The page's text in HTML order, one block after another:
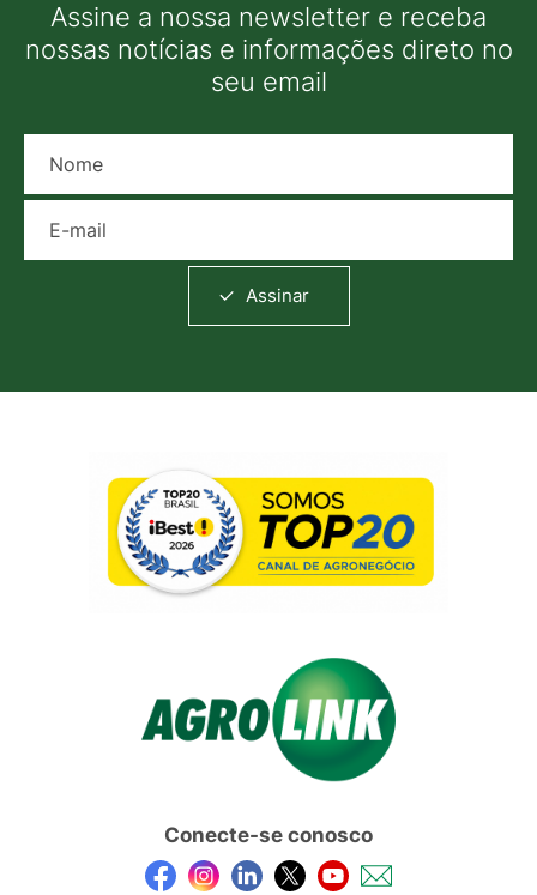
Assine a nossa newsletter e receba
nossas notícias e informações direto no
seu email
Assinar
Conecte-se conosco